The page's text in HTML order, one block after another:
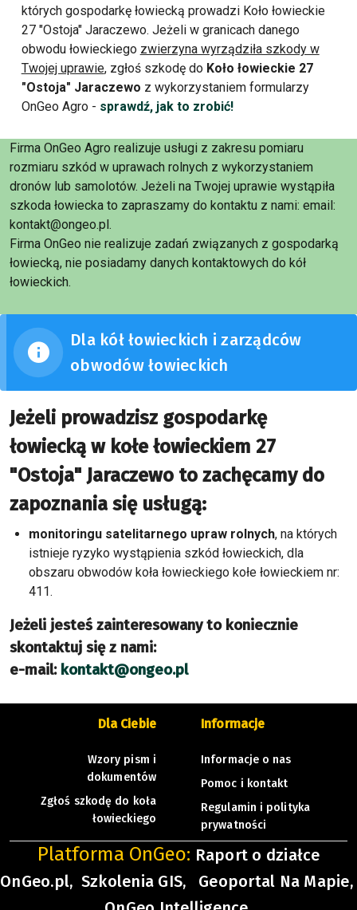
których gospodarkę łowiecką prowadzi Koło łowieckie
27 "Ostoja" Jaraczewo. Jeżeli w granicach danego
obwodu łowieckiego zwierzyna wyrządziła szkody w
Twojej uprawie, zgłoś szkodę do Koło łowieckie 27
"Ostoja" Jaraczewo z wykorzystaniem formularzy
OnGeo Agro - sprawdź, jak to zrobić!
Firma OnGeo Agro realizuje usługi z zakresu pomiaru
rozmiaru szkód w uprawach rolnych z wykorzystaniem
dronów lub samolotów. Jeżeli na Twojej uprawie wystąpiła
szkoda łowiecka to zapraszamy do kontaktu z nami: email:
kontakt@ongeo.pl.
Firma OnGeo nie realizuje zadań związanych z gospodarką
łowiecką, nie posiadamy danych kontaktowych do kół
łowieckich.
Dla kół łowieckich i zarządców
obwodów łowieckich
Jeżeli prowadzisz gospodarkę
łowiecką w kołe łowieckiem 27
"Ostoja" Jaraczewo to zachęcamy do
zapoznania się usługą:
monitoringu satelitarnego upraw rolnych, na których
istnieje ryzyko wystąpienia szkód łowieckich, dla
obszaru obwodów koła łowieckiego kołe łowieckiem nr:
411.
Jeżeli jesteś zainteresowany to koniecznie
skontaktuj się z nami:
e-mail: kontakt@ongeo.pl
Dla Ciebie
Wzory pism i
dokumentów
Zgłoś szkodę do koła
łowieckiego
Informacje
Informacje o nas
Pomoc i kontakt
Regulamin i polityka
prywatności
Platforma OnGeo: Raport o działce
OnGeo.pl, Szkolenia GIS,
Geoportal Na Mapie,